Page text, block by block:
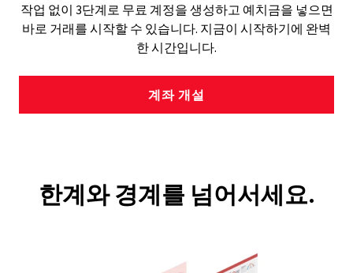
작업 없이 3단계로 무료 계정을 생성하고 예치금을 넣으면
바로 거래를 시작할 수 있습니다. 지금이 시작하기에 완벽
한 시간입니다.
계좌 개설
한계와 경계를 넘어서세요.